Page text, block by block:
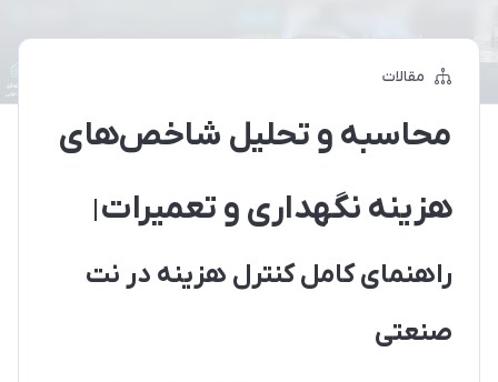
مقالات
محاسبه و تحلیل شاخص‌های
هزینه نگهداری و تعمیرات|
راهنمای کامل کنترل هزینه در نت
صنعتی